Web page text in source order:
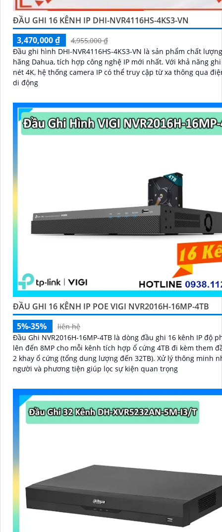
ĐẦU GHI 16 KÊNH IP DHI-NVR4116HS-4KS3-VN
3,470,000 ₫
4,955,000 ₫
Đầu ghi hình DHI-NVR4116HS-4KS3-VN là sản phẩm chất
hãng Dahua, tích hợp công nghệ IP mới nhất. Với khả năng ghi hình độ
nét 4K, hệ thống camera IP có thể truy cập từ xa thông qua
di động
ĐẦU GHI 16 KÊNH IP POE VIGI NVR2016H-16MP-4TB
5%-35%
liên hệ
Đầu Ghi NVR2016H-16MP-4TB là dòng đầu ghi 16 kênh IP độ
lên đến 8MP cho mỗi kênh tích hợp ổ cứng 4TB đi kèm them
2 khay ổ cứng (tổng dung lượng đến 32TB). Xử lý thông minh
người và phương tiện giúp lọc sự kiện quan trọng